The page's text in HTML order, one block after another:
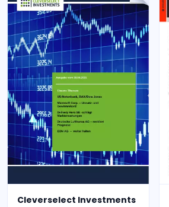
Cleverselect Investments